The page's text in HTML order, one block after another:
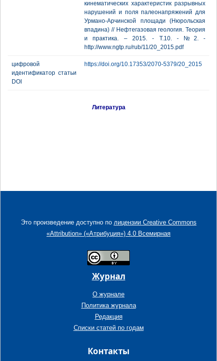
кинематических характеристик разрывных
нарушений и поля палеонапряжений для
Урмано-Арчинской площади (Нюрольская
впадина) // Нефтегазовая геология. Теория
и практика. – 2015. - Т.10. - №2. -
http://www.ngtp.ru/rub/11/20_2015.pdf
цифровой
идентификатор статьи
DOI
https://doi.org/10.17353/2070-5379/20_2015
Литература
Это произведение доступно по лицензии Creative Commons
«Attribution» («Атрибуция») 4.0 Всемирная
Журнал
О журнале
Политика журнала
Редакция
Списки статей по годам
Контакты